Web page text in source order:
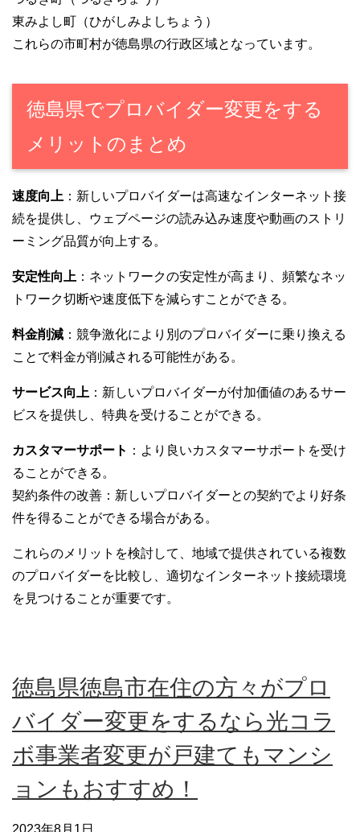
東みよし町（ひがしみよしちょう）
これらの市町村が徳島県の行政区域となっています。
徳島県でプロバイダー変更をする
メリットのまとめ
速度向上 ：新しいプロバイダーは高速なインターネット接
続を提供し、ウェブページの読み込み速度や動画のストリ
ーミング品質が向上する。
安定性向上 ：ネットワークの安定性が高まり、頻繁なネッ
トワーク切断や速度低下を減らすことができる。
料金削減 ：競争激化により別のプロバイダーに乗り換える
ことで料金が削減される可能性がある。
サービス向上 ：新しいプロバイダーが付加価値のあるサー
ビスを提供し、特典を受けることができる。
カスタマーサポート ：より良いカスタマーサポートを受け
ることができる。
契約条件の改善：新しいプロバイダーとの契約でより好条
件を得ることができる場合がある。
これらのメリットを検討して、地域で提供されている複数
のプロバイダーを比較し、適切なインターネット接続環境
を見つけることが重要です。
徳島県徳島市在住の方々がプロ
バイダー変更をするなら光コラ
ボ事業者変更が戸建てもマンシ
ョンもおすすめ！
2023年8月1日